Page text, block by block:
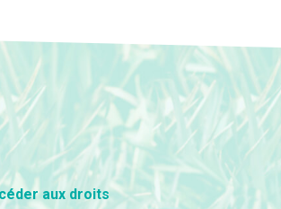
aux droits